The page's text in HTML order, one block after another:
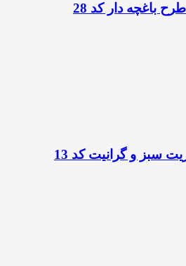
باغچه دار کد 28
سبز و گرانیت کد 13